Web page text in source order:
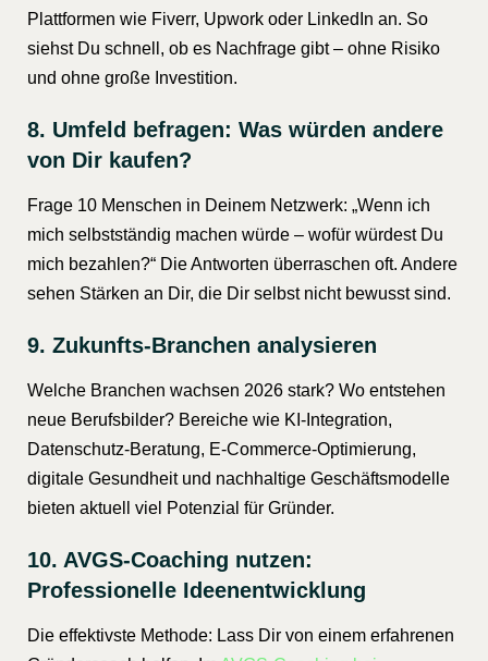
Plattformen wie Fiverr, Upwork oder LinkedIn an. So
siehst Du schnell, ob es Nachfrage gibt – ohne Risiko
und ohne große Investition.
8. Umfeld befragen: Was würden andere
von Dir kaufen?
Frage 10 Menschen in Deinem Netzwerk: „Wenn ich
mich selbstständig machen würde – wofür würdest Du
mich bezahlen?“ Die Antworten überraschen oft. Andere
sehen Stärken an Dir, die Dir selbst nicht bewusst sind.
9. Zukunfts-Branchen analysieren
Welche Branchen wachsen 2026 stark? Wo entstehen
neue Berufsbilder? Bereiche wie KI-Integration,
Datenschutz-Beratung, E-Commerce-Optimierung,
digitale Gesundheit und nachhaltige Geschäftsmodelle
bieten aktuell viel Potenzial für Gründer.
10. AVGS-Coaching nutzen:
Professionelle Ideenentwicklung
Die effektivste Methode: Lass Dir von einem erfahrenen